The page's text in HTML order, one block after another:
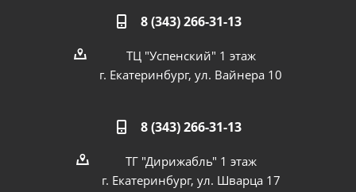
8 (343) 266-31-13
ТЦ "Успенский" 1 этаж
г. Екатеринбург, ул. Вайнера 10
8 (343) 266-31-13
ТГ "Дирижабль" 1 этаж
г. Екатеринбург, ул. Шварца 17